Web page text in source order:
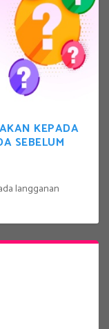
KEPADA
SEBELUM
langganan